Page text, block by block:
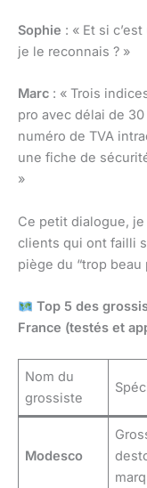
Sophie : « Et si
je le reconnais ? »
Marc : « Trois
pro avec délai de
numéro de TVA
une fiche de
»
Ce petit dialogue, je
clients qui ont failli
piège du “trop beau
Top 5 des
France (testés et
Nom du
grossiste
Modesco